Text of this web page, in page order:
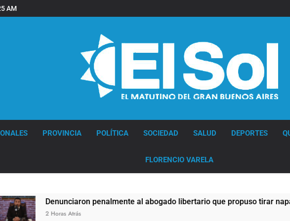
AM
PROVINCIA POLÍTICA SOCIEDAD SALUD DEPORTES
FLORENCIO VARELA
penalmente al abogado libertario que propuso tirar napalm sobre el
Atrás